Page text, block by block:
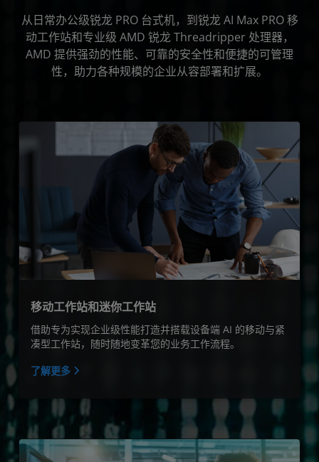
安全性和可管理性
成功案例
从日常办公级锐龙 PRO 台式机，到锐龙 AI Max PRO 移
动工作站和专业级 AMD 锐龙 Threadripper 处理器，
AMD 提供强劲的性能、可靠的安全性和便捷的可管理
性，助力各种规模的企业从容部署和扩展。
移动工作站和迷你工作站
借助专为实现企业级性能打造并搭载设备端 AI 的移动与紧
凑型工作站，随时随地变革您的业务工作流程。
了解更多